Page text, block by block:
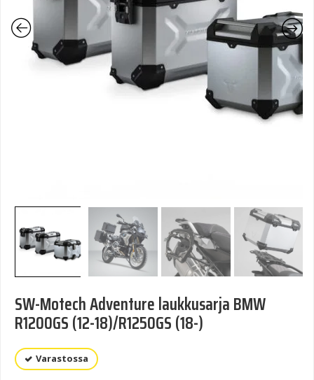
SW-Motech Adventure laukkusarja BMW
R1200GS (12-18)/R1250GS (18-)
Varastossa